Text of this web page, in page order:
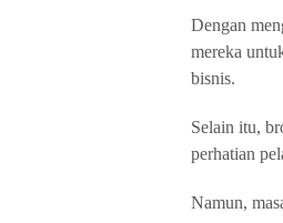
Dengan
mereka
bisnis.
Selain itu,
perhatian
Namun,